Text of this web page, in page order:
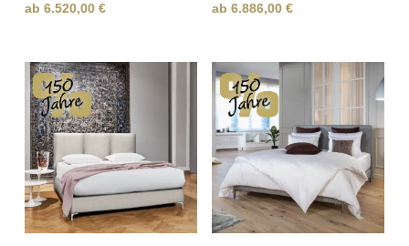
ab6.520,00€ ab 6.886,00 €